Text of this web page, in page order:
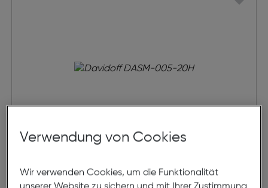
Davidoff DASM-005-20H
Verwendung von Cookies
Wir verwenden Cookies, um die Funktionalität